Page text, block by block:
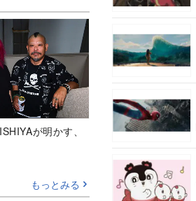
が明かす、
もっとみる